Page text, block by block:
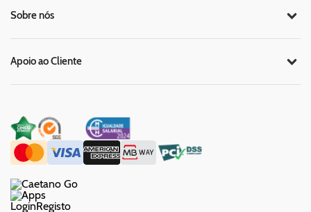
Sobre nós
Apoio ao Cliente
LoginRegisto